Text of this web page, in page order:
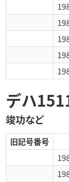
デハ
竣功など
旧記号番号